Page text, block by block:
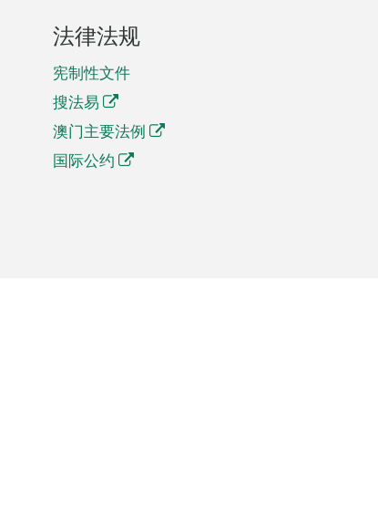
法律法规
宪制性文件
搜法易
澳门主要法例
国际公约